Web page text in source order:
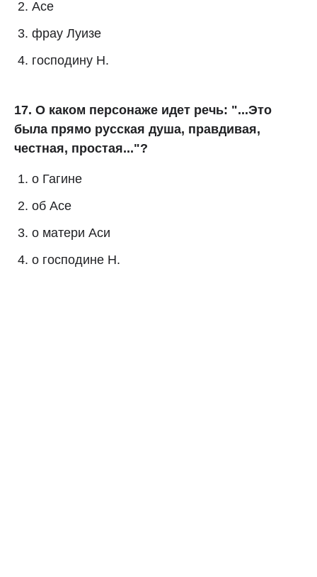
Асе
фрау Луизе
господину Н.
17. О каком персонаже идет речь: "...Это
была прямо русская душа, правдивая,
честная, простая..."?
о Гагине
об Асе
о матери Аси
о господине Н.